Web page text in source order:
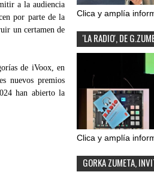
a la audiencia
por parte de la
un certamen de
de iVoox, en
nuevos premios
han abierto la
Clica y amplía
'LA RADIO', DE
Clica y amplía
GORKA ZUMETA,